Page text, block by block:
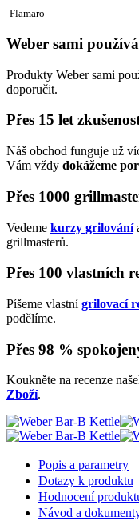
‐Flamaro
Weber sami
Produkty Weber sami
doporučit.
Přes 15 let
Náš obchod funguje už
Vám vždy dokážeme
Přes 1000
Vedeme kurzy grilování
grillmasterů.
Přes 100 vlastních
Píšeme vlastnígrilovací
podělíme.
Přes 98 %
Koukněte na recenze
Zboží.
Popis a parametry
Dotazy k produktu
Hodnocení
Návod a